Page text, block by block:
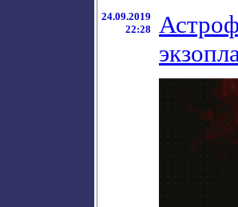
24.09.2019
22:28